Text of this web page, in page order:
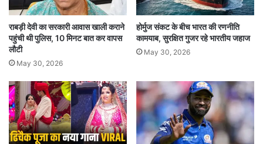
समय बताने के लिए डिज़ाइन किया गया है।
ISROFailure
NavICMission NavigationSystem
NVS02 SpaceMissions
राबड़ी देवी का सरकारी आवास खाली कराने
पहुंची थी पुलिस, 10 मिनट बात कर वापस
लौटी
May 30, 2026
होर्मुज संकट के बीच भारत की रणनीति
कामयाब, सुरक्षित गुजर रहे भारतीय जहाज
May 30, 2026